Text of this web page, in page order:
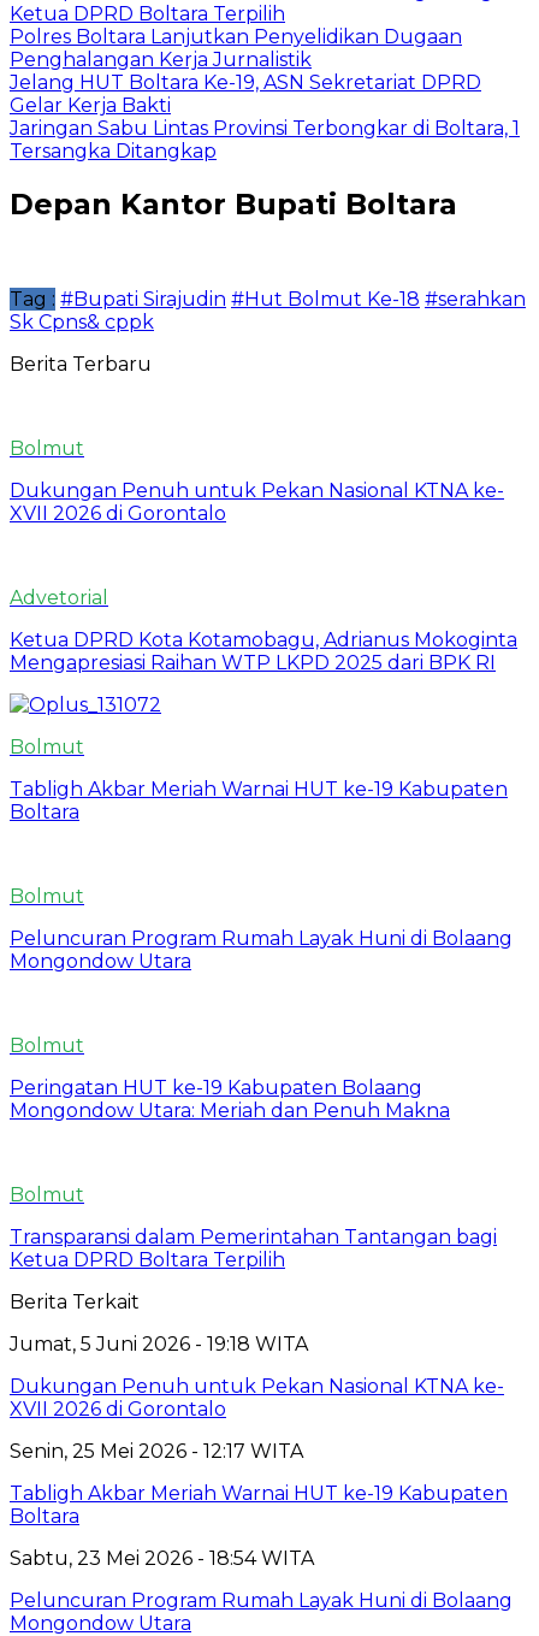
Ketua DPRD Boltara Terpilih
Polres Boltara Lanjutkan Penyelidikan Dugaan
Penghalangan Kerja Jurnalistik
Jelang HUT Boltara Ke-19, ASN Sekretariat DPRD
Gelar Kerja Bakti
Jaringan Sabu Lintas Provinsi Terbongkar di Boltara, 1
Tersangka Ditangkap
Depan Kantor Bupati Boltara
Tag : #Bupati Sirajudin #Hut Bolmut Ke-18 #serahkan
Sk Cpns& cppk
Berita Terbaru
Bolmut
Dukungan Penuh untuk Pekan Nasional KTNA ke-
XVII 2026 di Gorontalo
Advetorial
Ketua DPRD Kota Kotamobagu, Adrianus Mokoginta
Mengapresiasi Raihan WTP LKPD 2025 dari BPK RI
Bolmut
Tabligh Akbar Meriah Warnai HUT ke-19 Kabupaten
Boltara
Bolmut
Peluncuran Program Rumah Layak Huni di Bolaang
Mongondow Utara
Bolmut
Peringatan HUT ke-19 Kabupaten Bolaang
Mongondow Utara: Meriah dan Penuh Makna
Bolmut
Transparansi dalam Pemerintahan Tantangan bagi
Ketua DPRD Boltara Terpilih
Berita Terkait
Jumat, 5 Juni 2026 - 19:18 WITA
Dukungan Penuh untuk Pekan Nasional KTNA ke-
XVII 2026 di Gorontalo
Senin, 25 Mei 2026 - 12:17 WITA
Tabligh Akbar Meriah Warnai HUT ke-19 Kabupaten
Boltara
Sabtu, 23 Mei 2026 - 18:54 WITA
Peluncuran Program Rumah Layak Huni di Bolaang
Mongondow Utara